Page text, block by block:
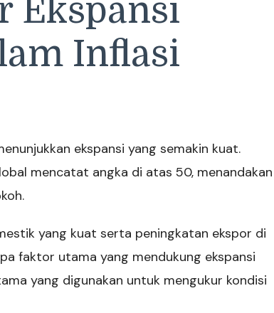
Ekspansi
Inflasi
ekspansi yang semakin kuat.
mencatat angka di atas 50, menandakan
yang kuat serta peningkatan ekspor di
faktor utama yang mendukung ekspansi
yang digunakan untuk mengukur kondisi